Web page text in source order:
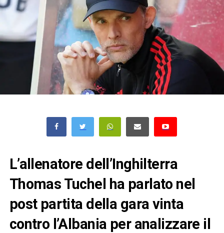
L’allenatore dell’Inghilterra
Thomas Tuchel ha parlato nel
post partita della gara vinta
contro l’Albania per analizzare il